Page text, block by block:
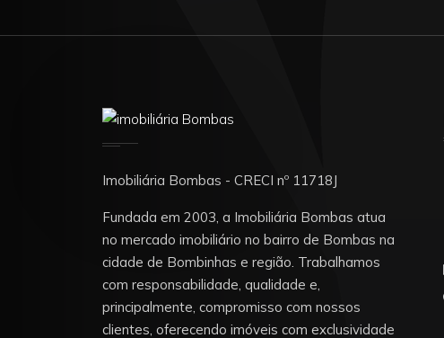
Imobiliária Bombas - CRECI nº 11718J
Fundada em 2003, a Imobiliária Bombas atua
no mercado imobiliário no bairro de Bombas na
cidade de Bombinhas e região. Trabalhamos
com responsabilidade, qualidade e,
principalmente, compromisso com nossos
clientes, oferecendo imóveis com exclusividade